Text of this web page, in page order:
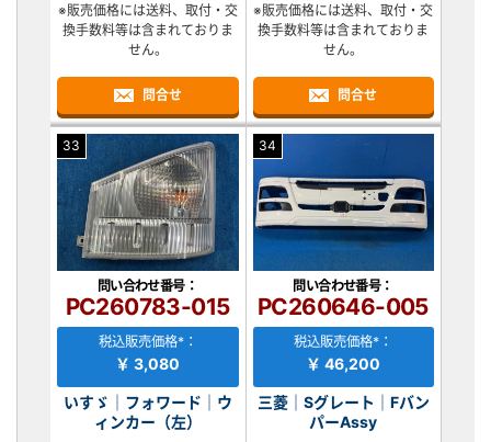
※販売価格には送料、取付・交
換手数料等は含まれておりま
せん。
問合せ
※販売価格には送料、取付・交
換手数料等は含まれておりま
せん。
問合せ
33
問い合わせ番号：
PC260783-015
税込販売価格*：
￥ 3,080
いすゞ｜フォワード｜ウ
ィンカー（左）
34
問い合わせ番号：
PC260646-005
税込販売価格*：
￥ 46,200
三菱｜Sグレート｜Fバン
パーAssy